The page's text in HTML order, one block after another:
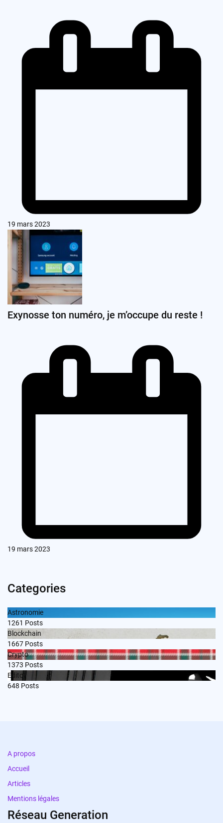
19 mars 2023
Exynosse ton numéro, je m’occupe du reste !
19 mars 2023
Categories
Astronomie
1261 Posts
Blockchain
1667 Posts
Crypto
1373 Posts
Edito
648 Posts
A propos
Accueil
Articles
Mentions légales
Réseau Generation